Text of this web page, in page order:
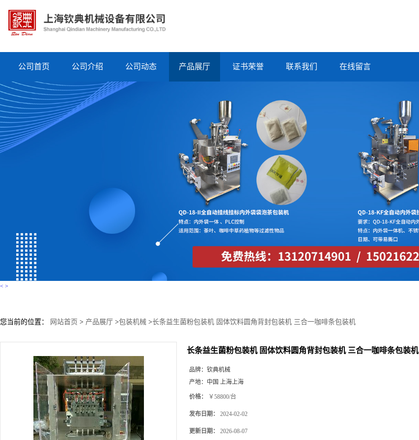
公司首页 公司介绍 公司动态 产品展厅 证书荣誉 联系我们 在线留言
< >
您当前的位置： 网站首页 > 产品展厅 >包装机械 >长条益生菌粉包装机 固体饮料圆角背封包装机 三合一咖啡条包装机
长条益生菌粉包装机 固体饮料圆角背封包装机 三合一咖啡条包装机
品牌： 钦典机械
产地： 中国 上海上海
价格： ￥58800/台
发布日期： 2024-02-02
更新日期： 2026-08-07